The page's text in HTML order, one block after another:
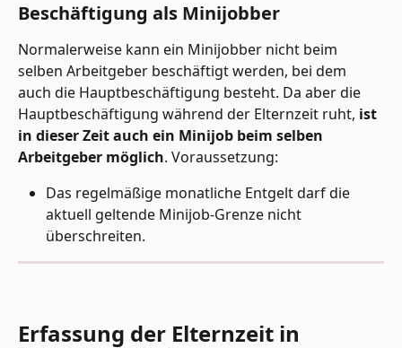
Beschäftigung als Minijobber
Normalerweise kann ein Minijobber nicht beim
selben Arbeitgeber beschäftigt werden, bei dem
auch die Hauptbeschäftigung besteht. Da aber die
Hauptbeschäftigung während der Elternzeit ruht, ist
in dieser Zeit auch ein Minijob beim selben
Arbeitgeber möglich. Voraussetzung:
Das regelmäßige monatliche Entgelt darf die
aktuell geltende Minijob-Grenze nicht
überschreiten.
Erfassung der Elternzeit in